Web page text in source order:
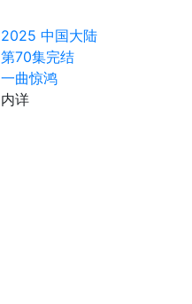
2025 中国大陆
第70集完结
一曲惊鸿
内详